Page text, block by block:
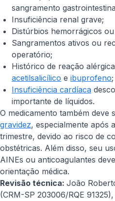
sangramento
Insuficiência renal grave;
Distúrbios hemorrágicos
Sangramentos ativos ou
operatório;
Histórico de reação
acetilsalicílico e ibuprofeno;
Insuficiência cardíaca
importante de líquidos.
O medicamento também deve
gravidez, especialmente após
trimestre, devido ao risco de
obstétricas. Além disso, seu
AINEs ou anticoagulantes
orientação médica.
Revisão técnica: João
(CRM-SP 203006/RQE